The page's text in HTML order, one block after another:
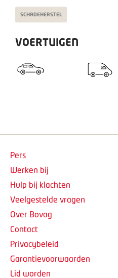
SCHADEHERSTEL
VOERTUIGEN
Pers
Werken bij
Hulp bij klachten
Veelgestelde vragen
Over Bovag
Contact
Privacybeleid
Garantievoorwaarden
Lid worden